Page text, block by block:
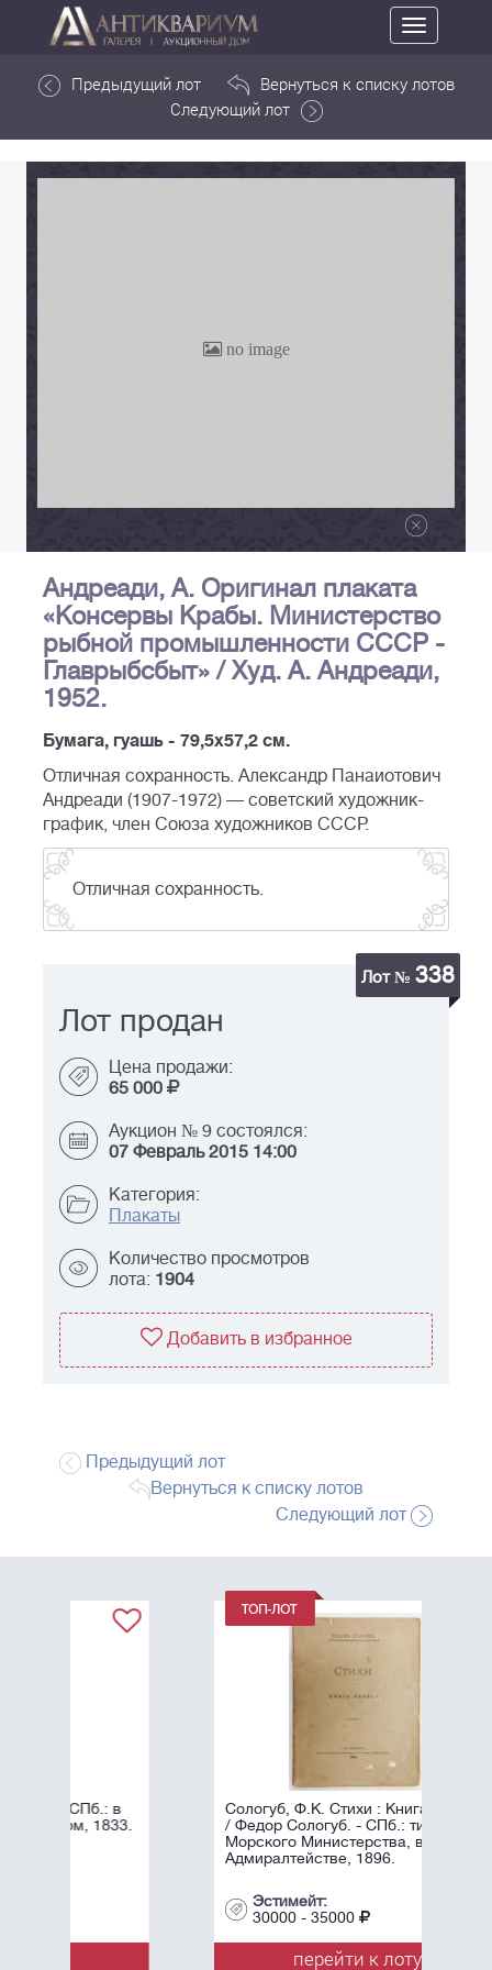
Toggle
navigation
Предыдущий лот
Вернуться к списку лотов
Следующий лот
Андреади, А. Оригинал плаката
«Консервы Крабы. Министерство
рыбной промышленности СССР -
Главрыбсбыт» / Худ. А. Андреади,
1952.
Бумага, гуашь - 79,5х57,2 см.
Отличная сохранность. Александр Панаиотович
Андреади (1907-1972) — советский художник-
график, член Союза художников СССР.
Отличная сохранность.
Лот № 338
Лот продан
Цена продажи:
65 000
Аукцион № 9 состоялся:
07 Февраль 2015 14:00
Категория:
Плакаты
Количество просмотров
лота: 1904
Добавить в избранное
Предыдущий лот
Вернуться к списку лотов
Следующий лот
Сологуб, Ф.К. Стихи : Книга первая
/ Федор Сологуб. - СПб.: тип.
Морского Министерства, в Главном
Адмиралтействе, 1896.
Эстимейт:
30000 - 35000
перейти к лоту